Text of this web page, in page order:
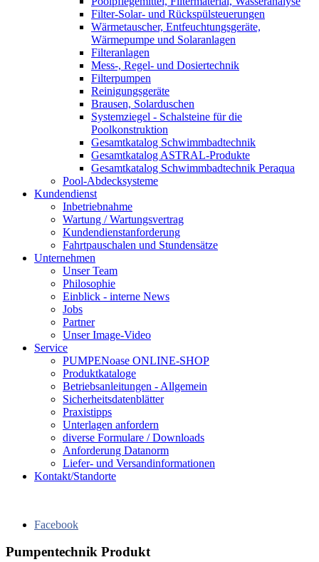
Filter-Solar- und Rückspülsteuerungen
Wärmetauscher, Entfeuchtungsgeräte,
Wärmepumpe und Solaranlagen
Filteranlagen
Mess-, Regel- und Dosiertechnik
Filterpumpen
Reinigungsgeräte
Brausen, Solarduschen
Systemziegel - Schalsteine für die
Poolkonstruktion
Gesamtkatalog Schwimmbadtechnik
Gesamtkatalog ASTRAL-Produkte
Gesamtkatalog Schwimmbadtechnik Peraqua
Pool-Abdecksysteme
Kundendienst
Inbetriebnahme
Wartung / Wartungsvertrag
Kundendienstanforderung
Fahrtpauschalen und Stundensätze
Unternehmen
Unser Team
Philosophie
Einblick - interne News
Jobs
Partner
Unser Image-Video
Service
PUMPENoase ONLINE-SHOP
Produktkataloge
Betriebsanleitungen - Allgemein
Sicherheitsdatenblätter
Praxistipps
Unterlagen anfordern
diverse Formulare / Downloads
Anforderung Datanorm
Liefer- und Versandinformationen
Kontakt/Standorte
Facebook
Pumpentechnik Produkt